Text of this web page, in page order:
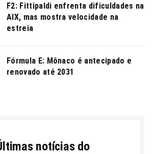
F2: Fittipaldi enfrenta dificuldades na
AIX, mas mostra velocidade na
estreia
Fórmula E: Mônaco é antecipado e
renovado até 2031
notícias do